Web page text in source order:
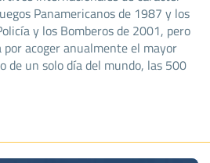
Panamericanos de 1987 y los
y los Bomberos de 2001, pero
por acoger anualmente el mayor
de un solo día del mundo, las 500